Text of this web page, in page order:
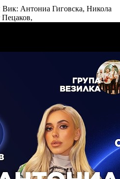
Антониа Гиговска, Никола